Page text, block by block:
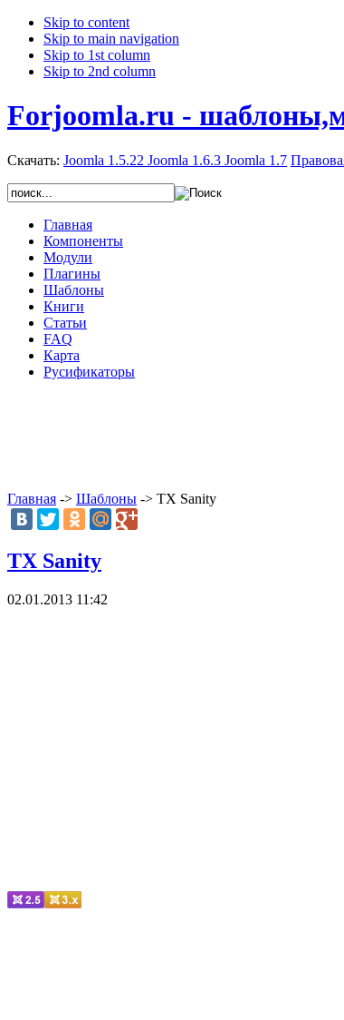
Skip to content
Skip to main navigation
Skip to 1st column
Skip to 2nd column
Forjoomla.ru -
Скачать: Joomla 1.5.22 Joomla 1.6.3 Joomla 1.7
Главная
Компоненты
Модули
Плагины
Шаблоны
Книги
Статьи
FAQ
Карта
Русификаторы
Главная -> Шаблоны -> TX Sanity
TX Sanity
02.01.2013 11:42